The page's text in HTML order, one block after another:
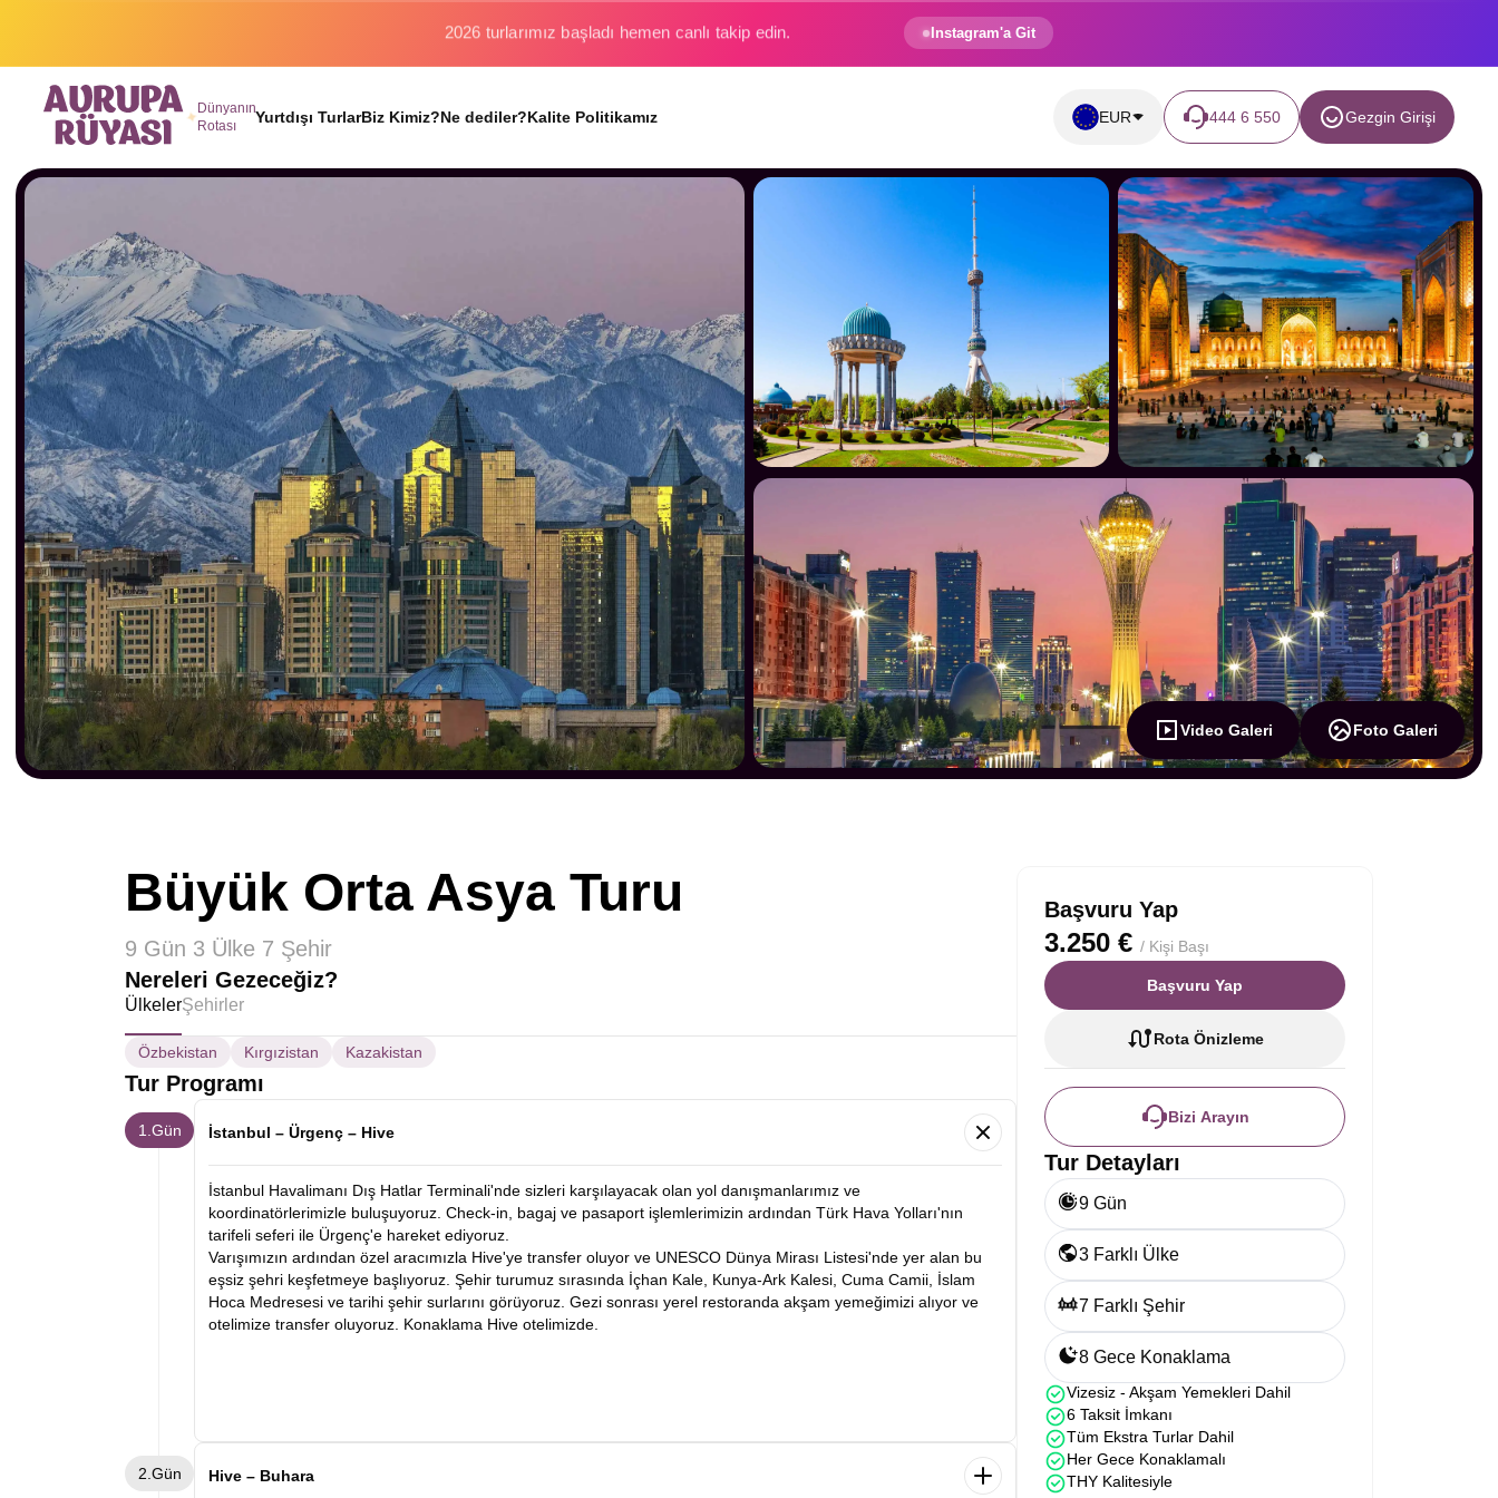
Binlerce gezginin hayali gerçek oluyor. Instagram'a Git
Dünyanın
Rotası
Yurtdışı TurlarBiz Kimiz?Ne dediler?Kalite Politikamız EUR 444 6 550 Gezgin Girişi
Video Galeri Foto Galeri
Büyük Orta Asya Turu
9 Gün 3 Ülke 7 Şehir
Nereleri Gezeceğiz?
ÜlkelerŞehirler
Özbekistan Kırgızistan Kazakistan
Tur Programı
1.Gün İstanbul – Ürgenç – Hive
İstanbul Havalimanı Dış Hatlar Terminali'nde sizleri karşılayacak olan yol danışmanlarımız ve
koordinatörlerimizle buluşuyoruz. Check-in, bagaj ve pasaport işlemlerimizin ardından Türk Hava Yolları'nın
tarifeli seferi ile Ürgenç'e hareket ediyoruz.
Varışımızın ardından özel aracımızla Hive'ye transfer oluyor ve UNESCO Dünya Mirası Listesi'nde yer alan bu
eşsiz şehri keşfetmeye başlıyoruz. Şehir turumuz sırasında İçhan Kale, Kunya-Ark Kalesi, Cuma Camii, İslam
Hoca Medresesi ve tarihi şehir surlarını görüyoruz. Gezi sonrası yerel restoranda akşam yemeğimizi alıyor ve
otelimize transfer oluyoruz. Konaklama Hive otelimizde.
2.Gün Hive – Buhara
Başvuru Yap
3.250 € / Kişi Başı
Başvuru Yap
Rota Önizleme
Bizi Arayın
Tur Detayları
9 Gün
3 Farklı Ülke
7 Farklı Şehir
8 Gece Konaklama
Vizesiz - Akşam Yemekleri Dahil
6 Taksit İmkanı
Tüm Ekstra Turlar Dahil
Her Gece Konaklamalı
THY Kalitesiyle